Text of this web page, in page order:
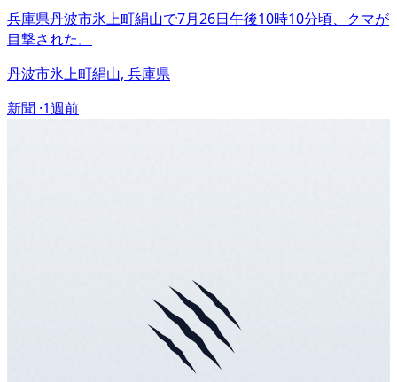
兵庫県丹波市氷上町絹山で7月26日午後10時10分頃、クマが
目撃された。
丹波市氷上町絹山, 兵庫県
新聞 ·1週前